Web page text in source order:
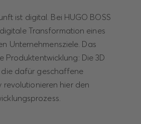
ist digital. Bei HUGO BOSS
Transformation eines
Unternehmensziele. Das
Produktentwicklung: Die 3D
die dafür geschaffene
revolutionieren hier den